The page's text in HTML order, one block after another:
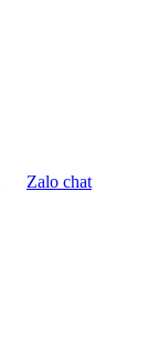
Zalo chat